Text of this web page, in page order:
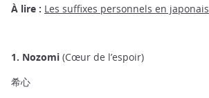
À lire : Les suffixes personnels en japonais
1. Nozomi (Cœur de l’espoir)
希心